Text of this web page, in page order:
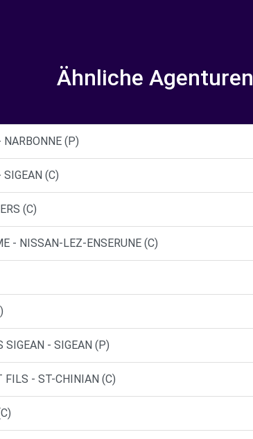
Ähnliche Agenturen
(P)
(C)
(C)
- NISSAN-LEZ-ENSERUNE (C)
- SIGEAN (P)
FILS - ST-CHINIAN (C)